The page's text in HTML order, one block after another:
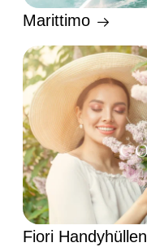
Marittimo
Fiori Handyhüllen